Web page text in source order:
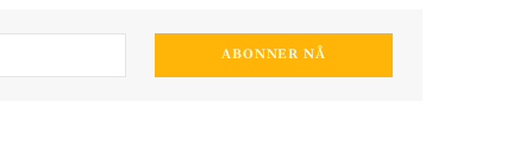
o
k
t
e
r
a
e
s